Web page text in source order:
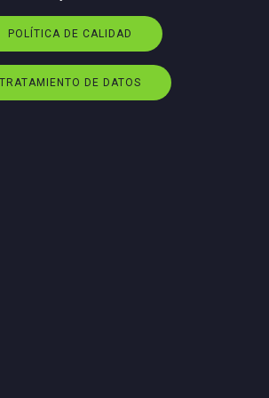
POLÍTICA DE CALIDAD
TRATAMIENTO DE DATOS